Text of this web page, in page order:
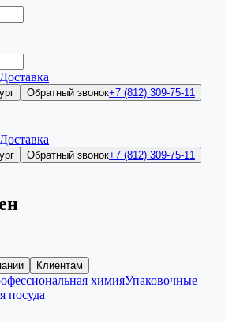
Доставка
Обратный звонок+7 (812) 309-75-11
Доставка
Обратный звонок+7 (812) 309-75-11
Клиентам
химияУпаковочные
посуда